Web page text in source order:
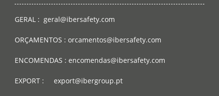
GERAL : geral@ibersafety.com
ORÇAMENTOS : orcamentos@ibersafety.com
ENCOMENDAS : encomendas@ibersafety.com
EXPORT : export@ibergroup.pt